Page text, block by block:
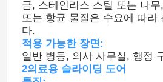
금, 스테인리스 스틸 또는 나
또는 항균 물질은 수요에 따라
다.
적용 가능한 장면:
일반 병동, 의사 사무실, 행정
2의료용 슬라이딩 도어